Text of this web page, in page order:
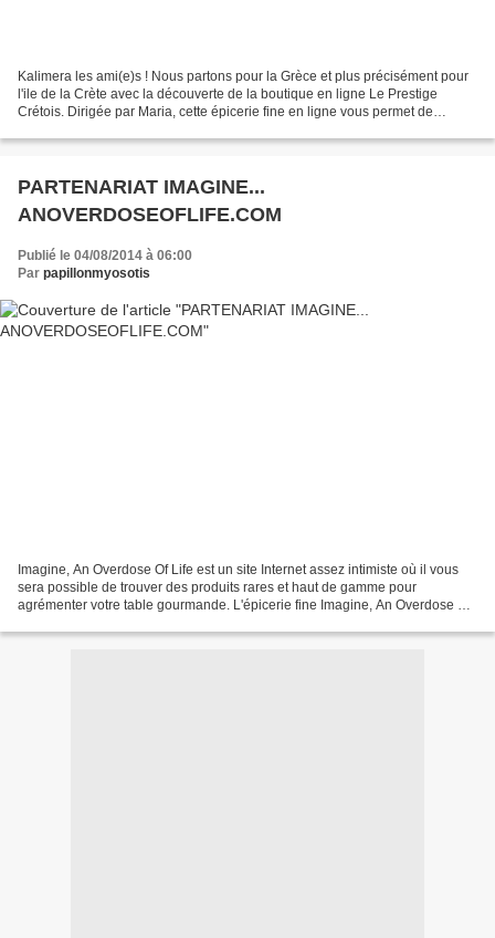
Kalimera les ami(e)s ! Nous partons pour la Grèce et plus précisément pour
l'ile de la Crète avec la découverte de la boutique en ligne Le Prestige
Crétois. Dirigée par Maria, cette épicerie fine en ligne vous permet de
PARTENARIAT IMAGINE...
ANOVERDOSEOFLIFE.COM
Publié le 04/08/2014 à 06:00
Par papillonmyosotis
Imagine, An Overdose Of Life est un site Internet assez intimiste où il vous
sera possible de trouver des produits rares et haut de gamme pour
agrémenter votre table gourmande. L'épicerie fine Imagine, An Overdose Of